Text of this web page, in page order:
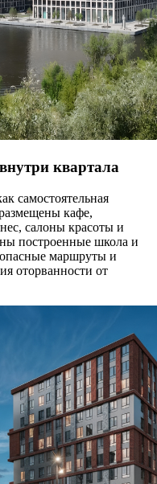
квартала
самостоятельная
кафе,
салоны красоты и
построенные школа и
маршруты и
оторванности от